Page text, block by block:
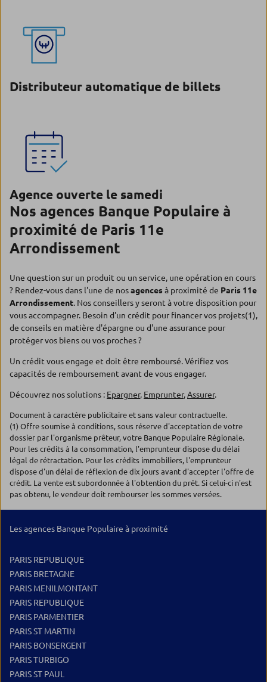
Distributeur automatique de billets
Agence ouverte le samedi
Nos agences Banque Populaire à
proximité de Paris 11e
Arrondissement
Une question sur un produit ou un service, une opération en cours
? Rendez-vous dans l'une de nosagencesà proximité de Paris 11e
Arrondissement. Nos conseillers y seront à votre disposition pour
vous accompagner. Besoin d'un crédit pour financer vos projets(1),
de conseils en matière d'épargne ou d'une assurance pour
protéger vos biens ou vos proches ?
Un crédit vous engage et doit être remboursé. Vérifiez vos
capacités de remboursement avant de vous engager.
Découvrez nos solutions : Epargner, Emprunter,Assurer.
Document à caractère publicitaire et sans valeur contractuelle.
(1) Offre soumise à conditions, sous réserve d'acceptation de votre
dossier par l'organisme prêteur, votre Banque Populaire Régionale.
Pour les crédits à la consommation, l'emprunteur dispose du délai
légal de rétractation. Pour les crédits immobiliers, l'emprunteur
dispose d'un délai de réflexion de dix jours avant d'accepter l'offre de
crédit. La vente est subordonnée à l'obtention du prêt. Si celui-ci n'est
pas obtenu, le vendeur doit rembourser les sommes versées.
Les agences Banque Populaire à proximité
PARIS REPUBLIQUE
PARIS BRETAGNE
PARIS MENILMONTANT
PARIS REPUBLIQUE
PARIS PARMENTIER
PARIS ST MARTIN
PARIS BONSERGENT
PARIS TURBIGO
PARIS ST PAUL